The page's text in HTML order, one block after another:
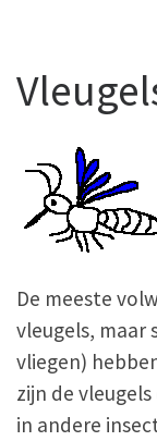
De meeste
vleugels, maar
vliegen)
zijn de
in andere